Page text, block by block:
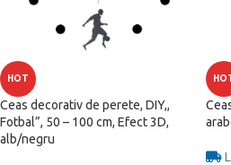
HOT
Ceas decorativ de perete, DIY,,
Fotbal”, 50 – 100 cm, Efect 3D,
alb/negru